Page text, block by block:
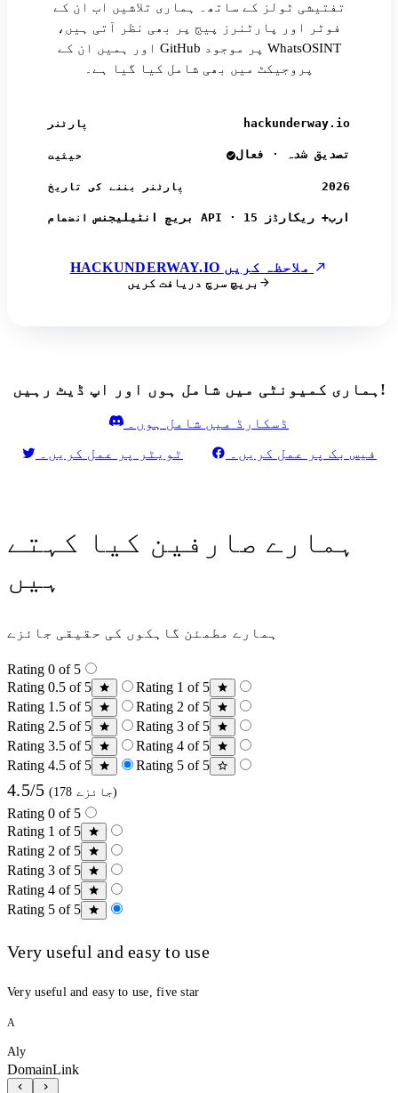
تفتیشی ٹولز کے ساتھ۔ ہماری تلاشیں اب ان کے
فوٹر اور پارٹنرز پیج پر بھی نظر آتی ہیں،
اور ہمیں ان کے GitHub پر موجود WhatsOSINT
پروجیکٹ میں بھی شامل کیا گیا ہے۔
پارٹنر hackunderway.io
حیثیت تصدیق شدہ · فعال
پارٹنر بننے کی تاریخ 2026
انضمام بریچ انٹیلیجنس API · 15 ارب+ ریکارڈز
بریچ سرچ دریافت کریں
ہماری کمیونٹی میں شامل ہوں اور اپ ڈیٹ رہیں!
ڈسکارڈ میں شامل ہوں۔
ٹویٹر پر عمل کریں۔
فیس بک پر عمل کریں۔
ہمارے صارفین کیا کہتے
ہیں
ہمارے مطمئن گاہکوں کی حقیقی جائزے
Rating 0 of 5
Rating 0.5 of 5
Rating 1 of 5
Rating 1.5 of 5
Rating 2 of 5
Rating 2.5 of 5
Rating 3 of 5
Rating 3.5 of 5
Rating 4 of 5
Rating 4.5 of 5
Rating 5 of 5
4.5/5 (178 جائزے)
Rating 0 of 5
Rating 1 of 5
Rating 2 of 5
Rating 3 of 5
Rating 4 of 5
Rating 5 of 5
Very useful and easy to use
Very useful and easy to use, five star
A
Aly
DomainLink